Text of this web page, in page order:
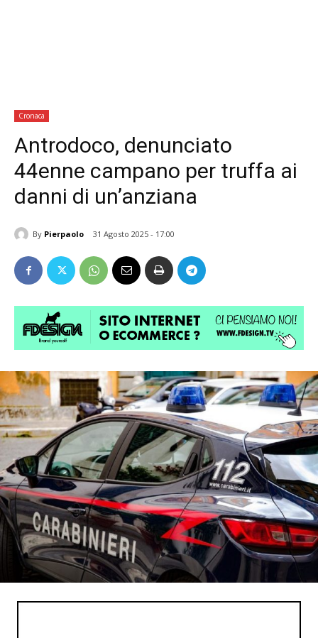
Cronaca
Antrodoco, denunciato
44enne campano per truffa ai
danni di un’anziana
By Pierpaolo 31 Agosto 2025 - 17:00